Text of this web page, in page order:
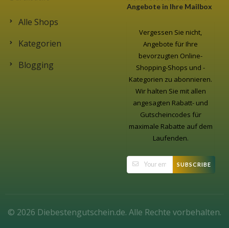
Alle Shops
Kategorien
Blogging
Angebote in Ihre Mailbox
Vergessen Sie nicht,
Angebote für Ihre
bevorzugten Online-
Shopping-Shops und -
Kategorien zu abonnieren.
Wir halten Sie mit allen
angesagten Rabatt- und
Gutscheincodes für
maximale Rabatte auf dem
Laufenden.
SUBSCRIBE
© 2026 Diebestengutschein.de. Alle Rechte vorbehalten.